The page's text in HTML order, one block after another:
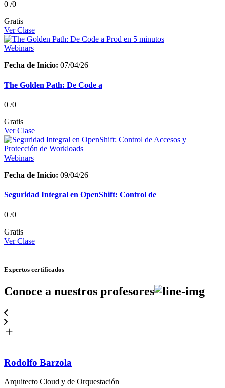
0 /0
Gratis
Ver Clase
Webinars
Fecha de Inicio: 07/04/26
The Golden Path: De Code a
0 /0
Gratis
Ver Clase
Webinars
Fecha de Inicio: 09/04/26
Seguridad Integral en OpenShift: Control de
0 /0
Gratis
Ver Clase
Expertos certificados
Conoce a nuestros profesores
Rodolfo Barzola
Arquitecto Cloud y de Orquestación